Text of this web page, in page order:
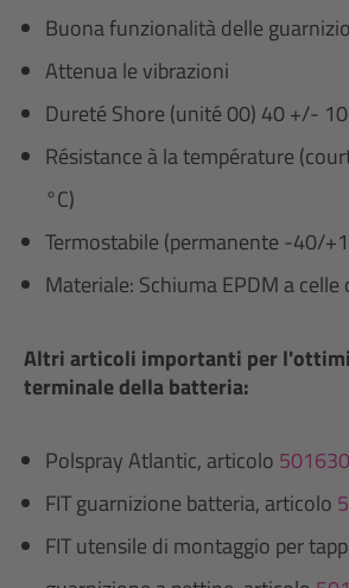
Buona funzionalità delle
Attenua le vibrazioni
Dureté Shore (unité 00) 40 +/- 10
Résistance à la température
°C)
Termostabile (permanente -40/
Materiale: Schiuma EPDM a celle
Altri articoli importanti per
terminale della batteria:
Polspray Atlantic, articolo 501630
FIT guarnizione batteria, articolo
FIT utensile di montaggio per